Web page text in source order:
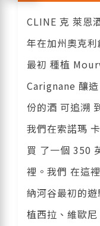
CLINE 克 萊恩
年在加州奧克
最初 種植
Carignane 釀
份的酒 可追溯
我們在索諾瑪
買 了一個 350
裡。我們 在這
納河谷最初的
植西拉、維歐